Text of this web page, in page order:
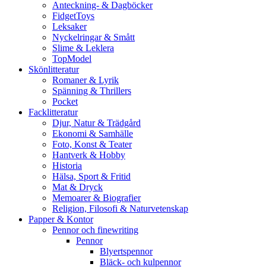
Anteckning- & Dagböcker
FidgetToys
Leksaker
Nyckelringar & Smått
Slime & Leklera
TopModel
Skönlitteratur
Romaner & Lyrik
Spänning & Thrillers
Pocket
Facklitteratur
Djur, Natur & Trädgård
Ekonomi & Samhälle
Foto, Konst & Teater
Hantverk & Hobby
Historia
Hälsa, Sport & Fritid
Mat & Dryck
Memoarer & Biografier
Religion, Filosofi & Naturvetenskap
Papper & Kontor
Pennor och finewriting
Pennor
Blyertspennor
Bläck- och kulpennor